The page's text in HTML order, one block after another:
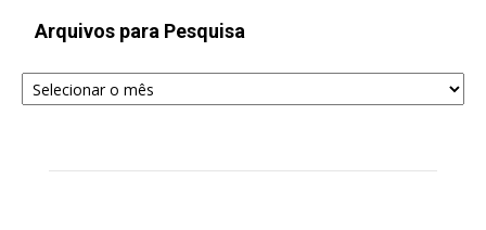
Arquivos para Pesquisa
Arquivos
para